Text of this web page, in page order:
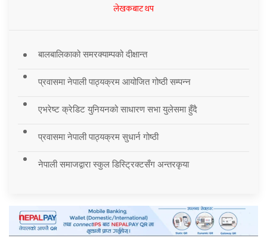
लेखकबाट थप
बालबालिकाको समरक्याम्पको दीक्षान्त
प्रवासमा नेपाली पाठ्यक्रम आयोजित गोष्ठी सम्पन्न
एभरेष्ट क्रेडिट युनियनको साधारण सभा युलेसमा हुँदै
प्रवासमा नेपाली पाठ्यक्रम सुधार्न गोष्ठी
नेपाली समाजद्वारा स्कुल डिस्ट्रिक्टसँग अन्तरकृया